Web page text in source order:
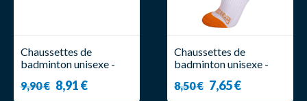
Chaussettes de
badminton unisexe -
9,90 € 8,91 €
Chaussettes de
badminton unisexe -
8,50 € 7,65 €